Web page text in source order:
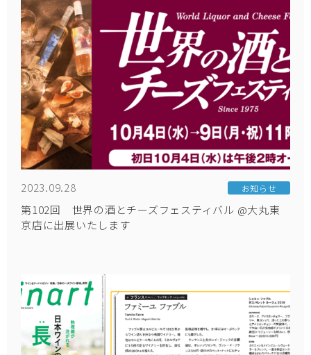
2023.09.28 お知らせ
第102回 世界の酒とチーズフェスティバル @大丸東
京店に出展いたします